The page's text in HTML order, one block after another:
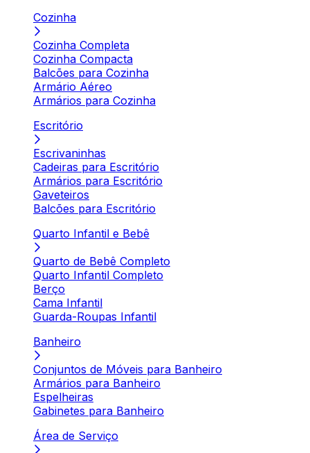
Cozinha
Cozinha Completa
Cozinha Compacta
Balcões para Cozinha
Armário Aéreo
Armários para Cozinha
Escritório
Escrivaninhas
Cadeiras para Escritório
Armários para Escritório
Gaveteiros
Balcões para Escritório
Quarto Infantil e Bebê
Quarto de Bebê Completo
Quarto Infantil Completo
Berço
Cama Infantil
Guarda-Roupas Infantil
Banheiro
Conjuntos de Móveis para Banheiro
Armários para Banheiro
Espelheiras
Gabinetes para Banheiro
Área de Serviço